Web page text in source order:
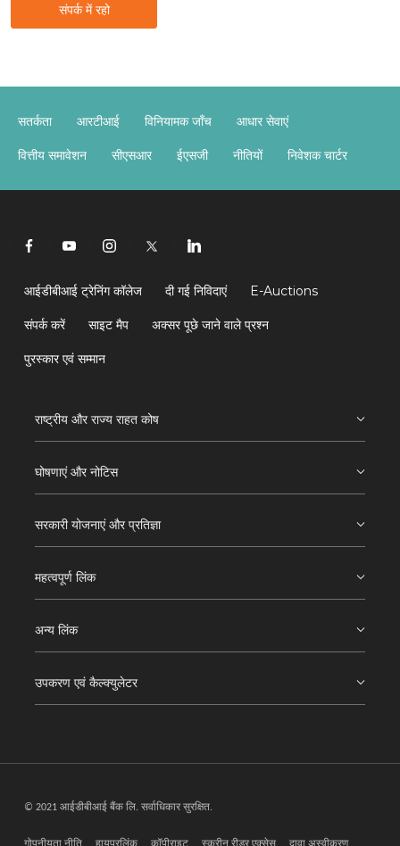
संपर्क में रहो
सतर्कता आरटीआई विनियामक जाँच आधार सेवाएं
वित्तीय समावेशन सीएसआर ईएसजी नीतियों निवेशक चार्टर
आईडीबीआई ट्रेनिंग कॉलेज दी गई निविदाएं E-Auctions
संपर्क करें साइट मैप अक्सर पूछे जाने वाले प्रश्न
पुरस्कार एवं सम्मान
राष्ट्रीय और राज्य राहत कोष
घोषणाएं और नोटिस
सरकारी योजनाएं और प्रतिज्ञा
महत्वपूर्ण लिंक
अन्य लिंक
उपकरण एवं कैल्क्युलेटर
© 2021 आईडीबीआई बैंक लि. सर्वाधिकार सुरक्षित.
गोपनीयता नीति हायपरलिंक कॉपीराइट स्क्रीन रीडर एक्सेस दावा अस्वीकरण